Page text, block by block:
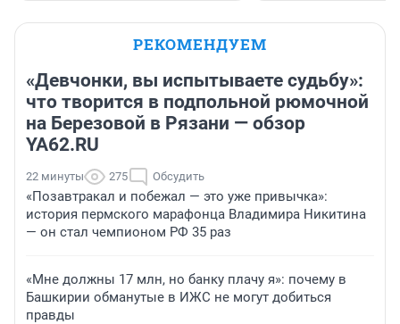
РЕКОМЕНДУЕМ
«Девчонки, вы испытываете судьбу»:
что творится в подпольной рюмочной
на Березовой в Рязани — обзор
YA62.RU
22 минуты 275 Обсудить
«Позавтракал и побежал — это уже привычка»:
история пермского марафонца Владимира Никитина
— он стал чемпионом РФ 35 раз
«Мне должны 17 млн, но банку плачу я»: почему в
Башкирии обманутые в ИЖС не могут добиться
правды